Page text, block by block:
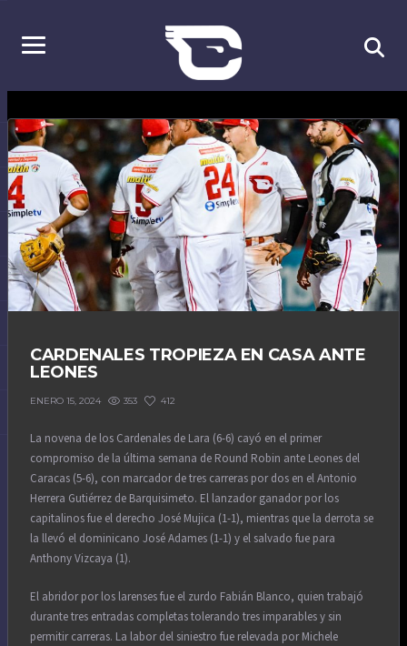
CARDENALES TROPIEZA EN CASA ANTE
LEONES
ENERO 15, 2024 353 412
La novena de los Cardenales de Lara (6-6) cayó en el primer
compromiso de la última semana de Round Robin ante Leones del
Caracas (5-6), con marcador de tres carreras por dos en el Antonio
Herrera Gutiérrez de Barquisimeto. El lanzador ganador por los
capitalinos fue el derecho José Mujica (1-1), mientras que la derrota se
la llevó el dominicano José Adames (1-1) y el salvado fue para
Anthony Vizcaya (1).
El abridor por los larenses fue el zurdo Fabián Blanco, quien trabajó
durante tres entradas completas tolerando tres imparables y sin
permitir carreras. La labor del siniestro fue relevada por Michele